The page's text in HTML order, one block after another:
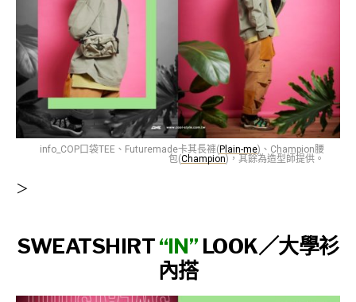
info_COP口袋TEE、Futuremade卡其長褲( Plain-me)、Champion腰
包(Champion)，其餘為造型師提供。
＞
SWEATSHIRT“IN” LOOK／大學衫
內搭